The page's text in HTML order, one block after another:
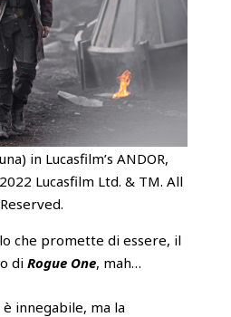
in Lucasfilm’s ANDOR,
Lucasfilm Ltd. & TM. All
che promette di essere, il
diRogue One, mah…
innegabile, ma la